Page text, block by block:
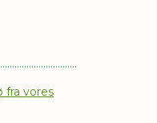
fra vores